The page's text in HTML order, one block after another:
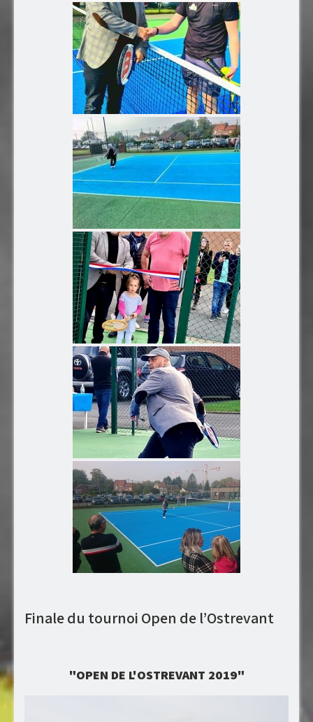
Finale du tournoi Open de l’Ostrevant
"OPEN DE L'OSTREVANT 2019"